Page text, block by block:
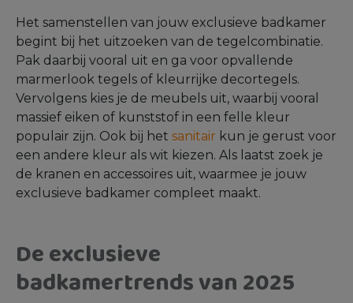
Het samenstellen van jouw exclusieve badkamer
begint bij het uitzoeken van de tegelcombinatie.
Pak daarbij vooral uit en ga voor opvallende
marmerlook tegels of kleurrijke decortegels.
Vervolgens kies je de meubels uit, waarbij vooral
massief eiken of kunststof in een felle kleur
populair zijn. Ook bij het sanitair kun je gerust voor
een andere kleur als wit kiezen. Als laatst zoek je
de kranen en accessoires uit, waarmee je jouw
exclusieve badkamer compleet maakt.
De exclusieve
badkamertrends van 2025